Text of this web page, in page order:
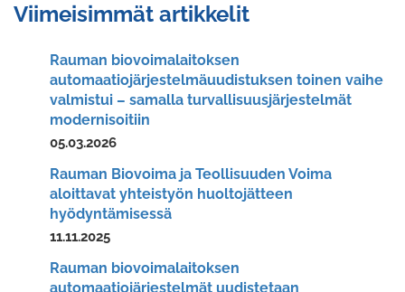
Viimeisimmät artikkelit
Rauman biovoimalaitoksen
automaatiojärjestelmäuudistuksen toinen vaihe
valmistui – samalla turvallisuusjärjestelmät
modernisoitiin
05.03.2026
Rauman Biovoima ja Teollisuuden Voima
aloittavat yhteistyön huoltojätteen
hyödyntämisessä
11.11.2025
Rauman biovoimalaitoksen
automaatiojärjestelmät uudistetaan